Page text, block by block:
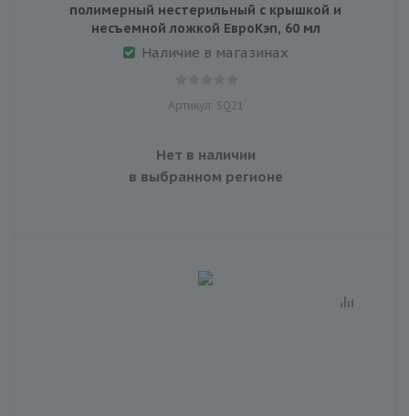
полимерный нестерильный с крышкой и
несъемной ложкой ЕвроКэп, 60 мл
Наличие в магазинах
Артикул: SQ21
Нет в наличии
в выбранном регионе